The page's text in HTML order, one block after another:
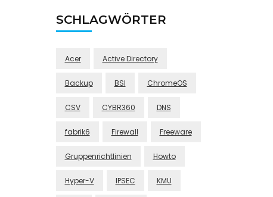
SCHLAGWÖRTER
Acer Active Directory
Backup BSI ChromeOS
CSV CYBR360 DNS
fabrik6 Firewall Freeware
Gruppenrichtlinien Howto
Hyper-V IPSEC KMU